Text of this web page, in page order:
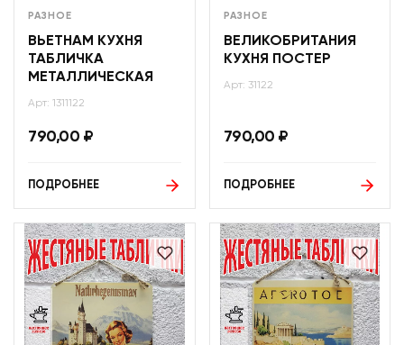
РАЗНОЕ
ВЬЕТНАМ КУХНЯ
ТАБЛИЧКА
МЕТАЛЛИЧЕСКАЯ
Арт: 1311122
790,00 ₽
ПОДРОБНЕЕ
РАЗНОЕ
ВЕЛИКОБРИТАНИЯ
КУХНЯ ПОСТЕР
Арт: 31122
790,00 ₽
ПОДРОБНЕЕ